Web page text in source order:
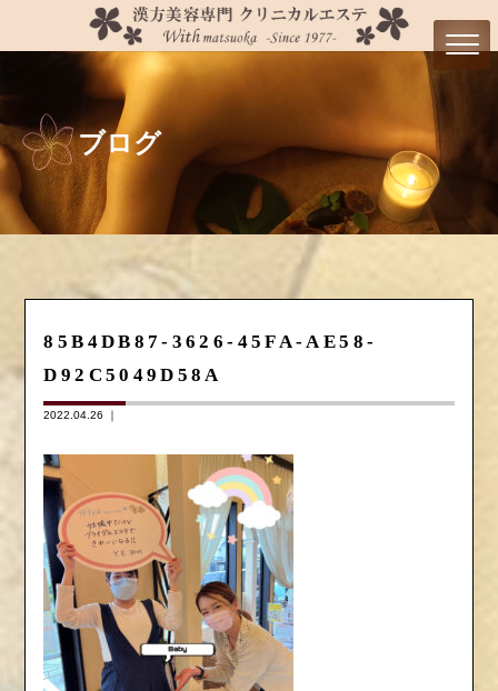
ブログ
85B4DB87-3626-45FA-AE58-
D92C5049D58A
2022.04.26 ｜